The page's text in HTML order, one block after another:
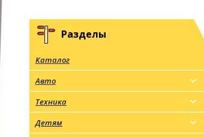
Разделы
Каталог
Авто
Техника
Детям